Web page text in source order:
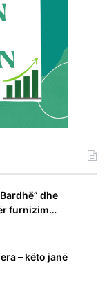
dhe
furnizim…
– këto janë